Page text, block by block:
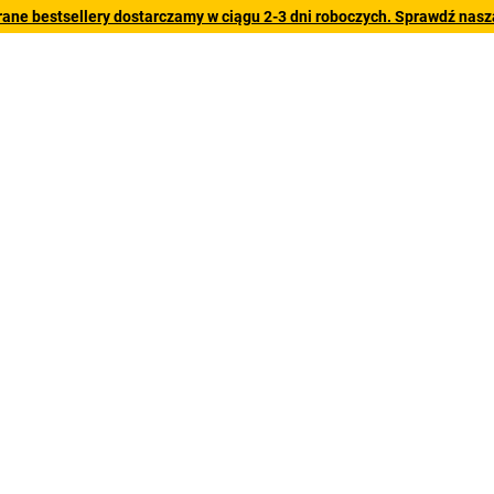
bestsellery dostarczamy w ciągu 2-3 dni roboczych. Sprawdź